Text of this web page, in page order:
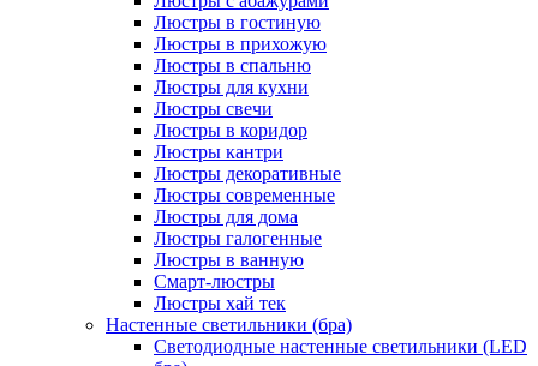
Люстры в гостиную
Люстры в прихожую
Люстры в спальню
Люстры для кухни
Люстры свечи
Люстры в коридор
Люстры кантри
Люстры декоративные
Люстры современные
Люстры для дома
Люстры галогенные
Люстры в ванную
Смарт-люстры
Люстры хай тек
Настенные светильники (бра)
Светодиодные настенные светильники (LED